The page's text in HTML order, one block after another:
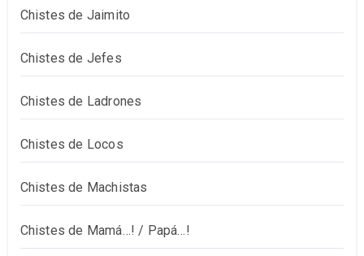
Chistes de Jaimito
Chistes de Jefes
Chistes de Ladrones
Chistes de Locos
Chistes de Machistas
Chistes de Mamá…! / Papá…!